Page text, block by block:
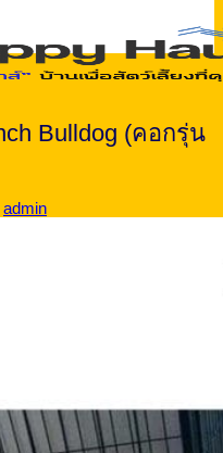
Bulldog (คอกรุ่น
admin